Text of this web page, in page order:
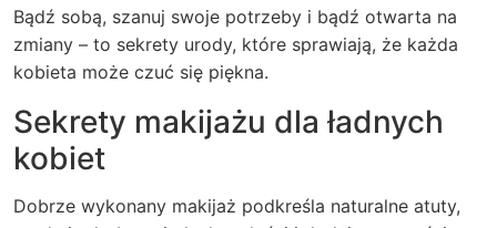
Bądź sobą, szanuj swoje potrzeby i bądź otwarta na
zmiany – to sekrety urody, które sprawiają, że każda
kobieta może czuć się piękna.
Sekrety makijażu dla ładnych
kobiet
Dobrze wykonany makijaż podkreśla naturalne atuty,